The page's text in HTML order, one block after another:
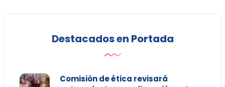
Destacados en Portada
Comisión de ética revisará